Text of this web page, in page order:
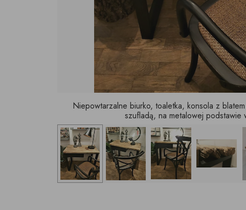
Niepowtarzalne biurko, toaletka, konsola z
szufladą, na metalowej podstawie